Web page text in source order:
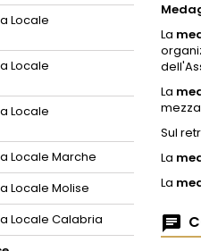
Locale
Locale
Locale
Locale Marche
Locale Molise
Locale Calabria
La
La
Sul
La
La